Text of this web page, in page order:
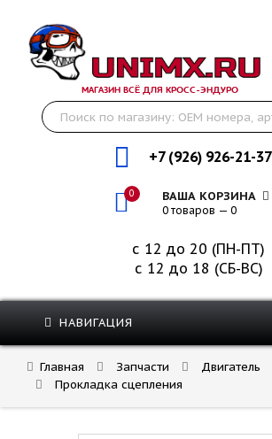
МАГАЗИН ВСЁ ДЛЯ КРОСС-ЭНДУРО
+7 (926) 926-21-37
0 ВАША КОРЗИНА
0 товаров — 0
с 12 до 20 (ПН-ПТ)
с 12 до 18 (СБ-ВС)
НАВИГАЦИЯ
Главная Запчасти Двигатель
Прокладка сцепления